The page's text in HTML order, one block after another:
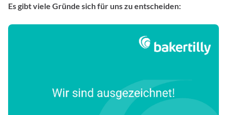
Es gibt viele Gründe sich für uns zu entscheiden: